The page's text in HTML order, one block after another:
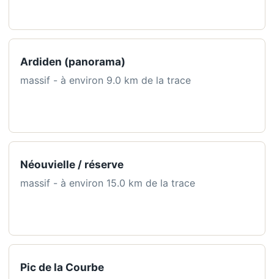
Ardiden (panorama)
massif - à environ 9.0 km de la trace
Néouvielle / réserve
massif - à environ 15.0 km de la trace
Pic de la Courbe